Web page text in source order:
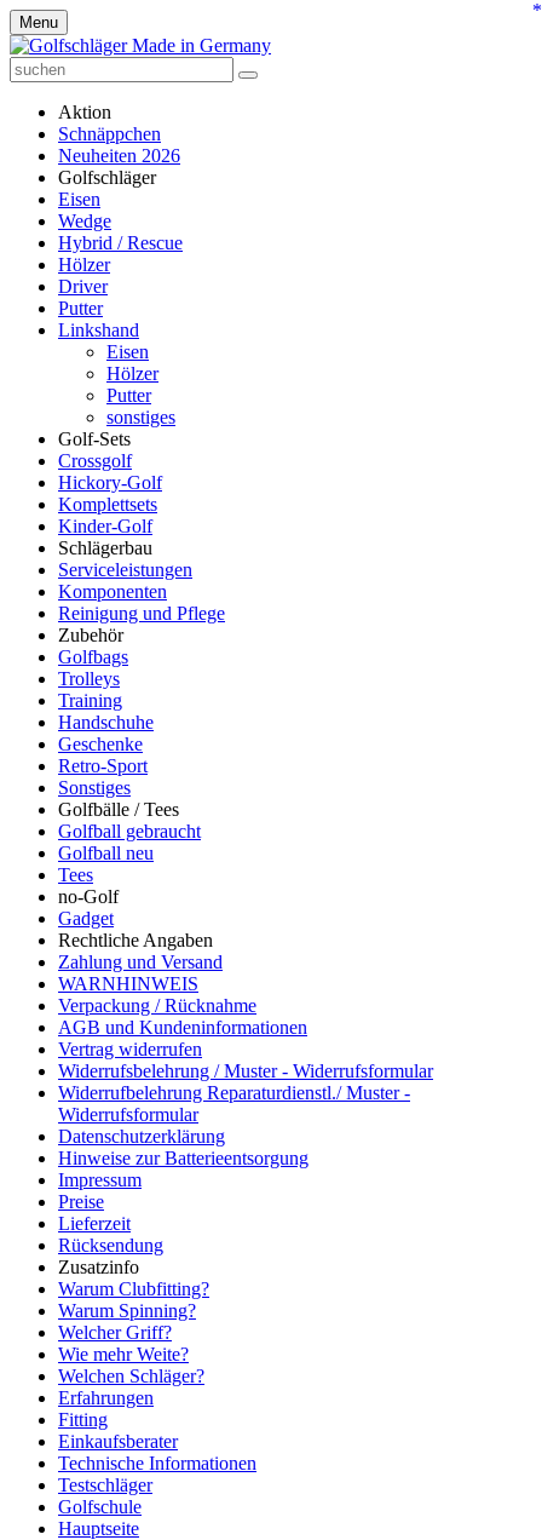
Menu
Aktion
Schnäppchen
Neuheiten 2026
Golfschläger
Eisen
Wedge
Hybrid / Rescue
Hölzer
Driver
Putter
Linkshand
Eisen
Hölzer
Putter
sonstiges
Golf-Sets
Crossgolf
Hickory-Golf
Komplettsets
Kinder-Golf
Schlägerbau
Serviceleistungen
Komponenten
Reinigung und Pflege
Zubehör
Golfbags
Trolleys
Training
Handschuhe
Geschenke
Retro-Sport
Sonstiges
Golfbälle / Tees
Golfball gebraucht
Golfball neu
Tees
no-Golf
Gadget
Rechtliche Angaben
Zahlung und Versand
WARNHINWEIS
Verpackung / Rücknahme
AGB und Kundeninformationen
Vertrag widerrufen
Widerrufsbelehrung / Muster - Widerrufsformular
Widerrufbelehrung Reparaturdienstl./ Muster -
Widerrufsformular
Datenschutzerklärung
Hinweise zur Batterieentsorgung
Impressum
Preise
Lieferzeit
Rücksendung
Zusatzinfo
Warum Clubfitting?
Warum Spinning?
Welcher Griff?
Wie mehr Weite?
Welchen Schläger?
Erfahrungen
Fitting
Einkaufsberater
Technische Informationen
Testschläger
Golfschule
Hauptseite
*